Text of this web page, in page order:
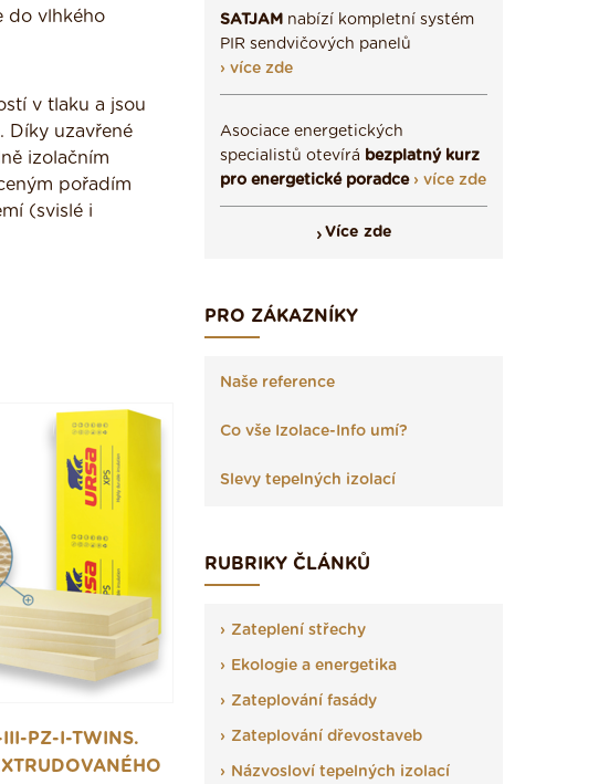
do vlhkého
v tlaku a jsou
Díky uzavřené
izolačním
pořadím
(svislé i
III-PZ-I-TWINS.
SATJAM nabízí kompletní systém
PIR sendvičových panelů
› více zde
Asociace energetických
specialistů otevírá bezplatný kurz
pro energetické poradce › více zde
Více zde
PRO ZÁKAZNÍKY
Naše reference
Co vše Izolace-Info umí?
Slevy tepelných izolací
RUBRIKY ČLÁNKŮ
Zateplení střechy
Ekologie a energetika
Zateplování fasády
Zateplování dřevostaveb
Názvosloví tepelných izolací